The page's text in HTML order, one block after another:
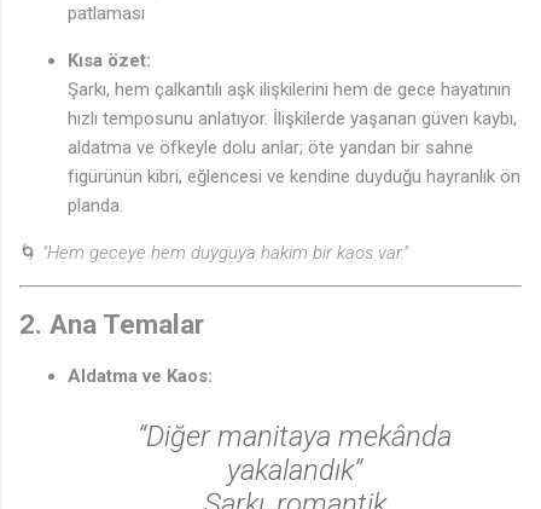
patlaması
Kısa özet:
Şarkı, hem çalkantılı aşk ilişkilerini hem de gece hayatının
hızlı temposunu anlatıyor. İlişkilerde yaşanan güven kaybı,
aldatma ve öfkeyle dolu anlar; öte yandan bir sahne
figürünün kibri, eğlencesi ve kendine duyduğu hayranlık ön
planda.
🌀 "Hem geceye hem duyguya hakim bir kaos var."
2. Ana Temalar
Aldatma ve Kaos:
“Diğer manitaya mekânda
yakalandık”